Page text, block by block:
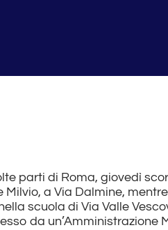
parti di Roma, giovedì
a Via Dalmine,
scuola di Via Valle
da un’Amministrazione